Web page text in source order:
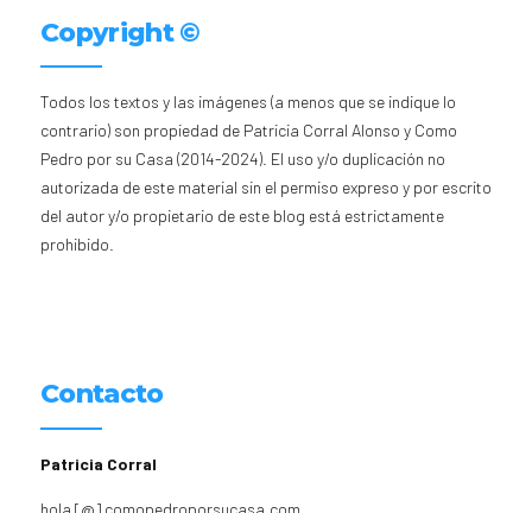
Copyright ©
Todos los textos y las imágenes (a menos que se indique lo
contrario) son propiedad de Patricia Corral Alonso y Como
Pedro por su Casa (2014-2024). El uso y/o duplicación no
autorizada de este material sin el permiso expreso y por escrito
del autor y/o propietario de este blog está estrictamente
prohibido.
Contacto
Patricia Corral
hola [@] comopedroporsucasa.com